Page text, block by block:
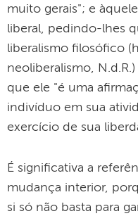
muito gerais"; e
liberal, pedindo-lhes
liberalismo filosófico
neoliberalismo,
que ele "é uma
indivíduo em sua
exercício de sua
É significativa a
mudança interior,
si só não basta para